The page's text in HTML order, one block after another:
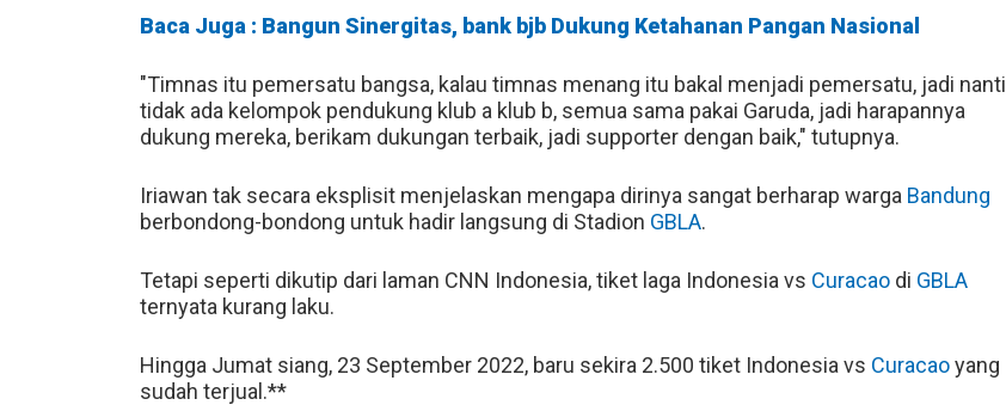
Baca Juga : Bangun Sinergitas, bank bjb Dukung Ketahanan Pangan Nasional
"Timnas itu pemersatu bangsa, kalau timnas menang itu bakal menjadi pemersatu, jadi nanti
tidak ada kelompok pendukung klub a klub b, semua sama pakai Garuda, jadi harapannya
dukung mereka, berikam dukungan terbaik, jadi supporter dengan baik," tutupnya.
Iriawan tak secara eksplisit menjelaskan mengapa dirinya sangat berharap warga Bandung
berbondong-bondong untuk hadir langsung di Stadion GBLA.
Tetapi seperti dikutip dari laman CNN Indonesia, tiket laga Indonesia vs Curacao di GBLA
ternyata kurang laku.
Hingga Jumat siang, 23 September 2022, baru sekira 2.500 tiket Indonesia vs Curacaoyang
sudah terjual.**